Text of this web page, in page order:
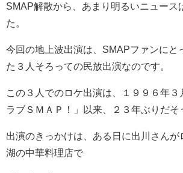
SMAP解散から、あまり明るいニュース
た。
今回の地上波出演は、SMAPファンにと
た３人そろっての民放出演なのです。
この３人でのロケ出演は、１９９６年３
ラブＳＭＡＰ！」以来、２３年ぶりだそ
出演のきっかけは、ある日に出川さんが
湖の中華料理店で